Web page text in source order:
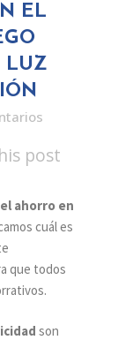
EL
LUZ
post
ahorro en
cuál es
que todos
son